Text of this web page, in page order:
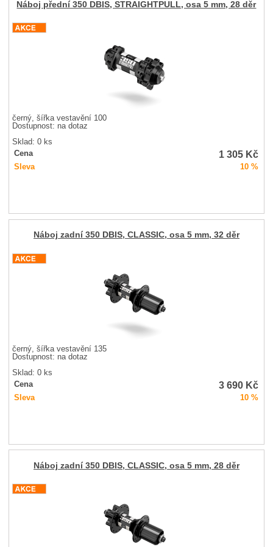
Náboj přední 350 DBIS, STRAIGHTPULL, osa 5 mm, 28 děr
černý, šířka vestavění 100
Dostupnost: na dotaz
Sklad: 0 ks
Cena
1 305 Kč
Sleva 10 %
Náboj zadní 350 DBIS, CLASSIC, osa 5 mm, 32 děr
černý, šířka vestavění 135
Dostupnost: na dotaz
Sklad: 0 ks
Cena
3 690 Kč
Sleva 10 %
Náboj zadní 350 DBIS, CLASSIC, osa 5 mm, 28 děr